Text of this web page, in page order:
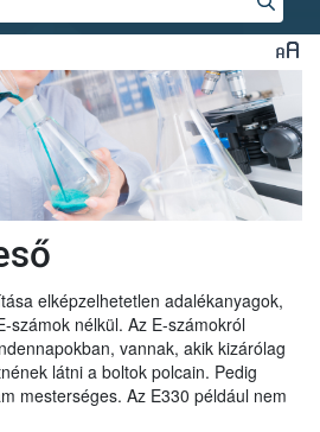
elképzelhetetlen adalékanyagok,
számok nélkül. Az E-számokról
vannak, akik kizárólag
látni a boltok polcain. Pedig
mesterséges. Az E330 például nem